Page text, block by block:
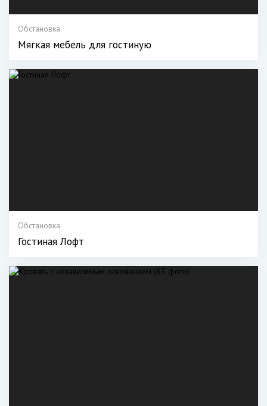
Обстановка
Мягкая мебель для гостиную
Обстановка
Гостиная Лофт